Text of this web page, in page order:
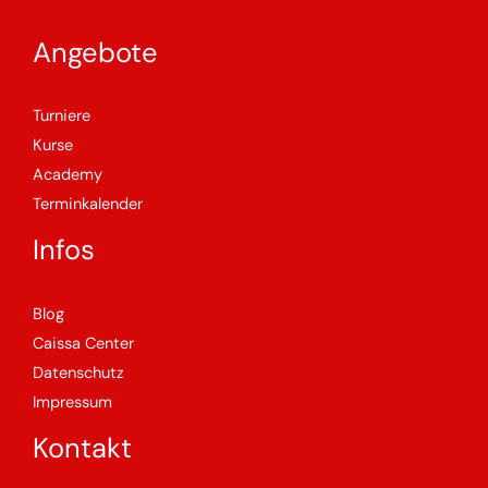
Angebote
Turniere
Kurse
Academy
Terminkalender
Infos
Blog
Caissa Center
Datenschutz
Impressum
Kontakt